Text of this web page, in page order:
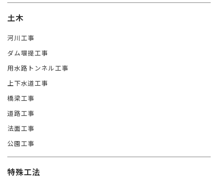
土木
河川工事
ダム堰提工事
用水路トンネル工事
上下水道工事
橋梁工事
道路工事
法面工事
公園工事
特殊工法